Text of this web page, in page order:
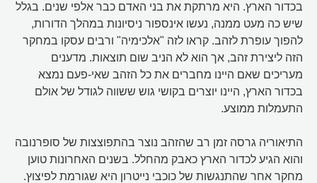
בכדור הארץ. היא מרתקת את בני האדם כבר אלפי שנים. בגלל
שיש כה מעט ממנה, נעשו אינספור ניסיונות במהלך הדורות,
להפוך עופרת לזהב. קראו לזה "אלכימיה" ורבים עסקו במחקר
הזה ליצירת זהב, אך הוא לא הניב שום תוצאות. מדענים
מעריכים שאם היינו מחברים את כל הזהב שאי-פעם נמצא
בכדור הארץ, היינו יוצרים בקושי גוש ששווה לגודל של אולם
התעמלות ממוצע.
התיאוריה גרסה זמן רב שהזהב נוצר בהתפוצצות של סופרנובה
והוא הגיע לכדור הארץ כאבק מהחלל. בשנים האחרונות טוען
מחקר אחר שהתנגשות של כוכבי נייטרון היא שגורמת לפיצוץ.